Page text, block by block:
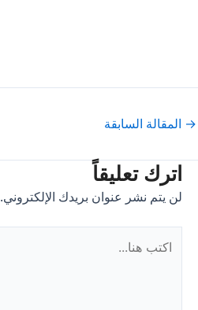
Post
→ المقالة السابقة
اترك تعليقاً
لن يتم نشر عنوان بريدك الإلكتروني.
هنا...